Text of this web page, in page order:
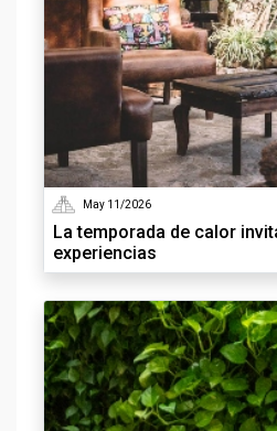
May 11/2026
La temporada de calor
experiencias